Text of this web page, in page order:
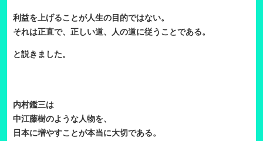
利益を上げることが人生の目的ではない。
それは正直で、正しい道、人の道に従うことである。
と説きました。
内村鑑三は
中江藤樹のような人物を、
日本に増やすことが本当に大切である。